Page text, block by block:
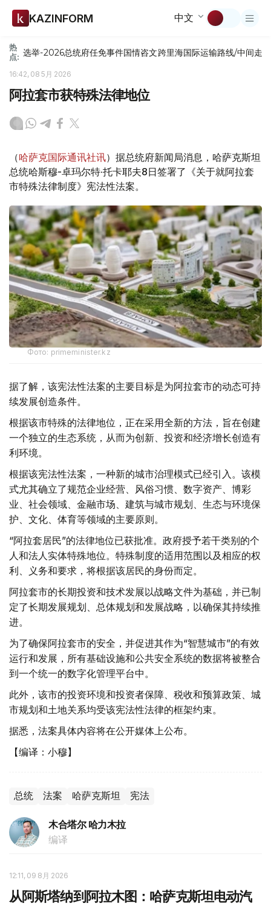
KAZINFORM 中文
热
点: 选举-2026总统府任免事件国情咨文跨里海国际运输路线/中间走廊
16:42, 08 5月 2026
阿拉套市获特殊法律地位
（哈萨克国际通讯社讯）据总统府新闻局消息，哈萨克斯坦
总统哈斯穆-卓玛尔特·托卡耶夫8日签署了《关于就阿拉套
市特殊法律制度》宪法性法案。
Фото: primeminister.kz
据了解，该宪法性法案的主要目标是为阿拉套市的动态可持
续发展创造条件。
根据该市特殊的法律地位，正在采用全新的方法，旨在创建
一个独立的生态系统，从而为创新、投资和经济增长创造有
利环境。
根据该宪法性法案，一种新的城市治理模式已经引入。该模
式尤其确立了规范企业经营、风俗习惯、数字资产、博彩
业、社会领域、金融市场、建筑与城市规划、生态与环境保
护、文化、体育等领域的主要原则。
“阿拉套居民”的法律地位已获批准。政府授予若干类别的个
人和法人实体特殊地位。特殊制度的适用范围以及相应的权
利、义务和要求，将根据该居民的身份而定。
阿拉套市的长期投资和技术发展以战略文件为基础，并已制
定了长期发展规划、总体规划和发展战略，以确保其持续推
进。
为了确保阿拉套市的安全，并促进其作为“智慧城市”的有效
运行和发展，所有基础设施和公共安全系统的数据将被整合
到一个统一的数字化管理平台中。
此外，该市的投资环境和投资者保障、税收和预算政策、城
市规划和土地关系均受该宪法性法律的框架约束。
据悉，法案具体内容将在公开媒体上公布。
【编译：小穆】
总统 法案 哈萨克斯坦 宪法
木合塔尔 哈力木拉
编译
12:11, 09 8月 2026
从阿斯塔纳到阿拉木图：哈萨克斯坦电动汽